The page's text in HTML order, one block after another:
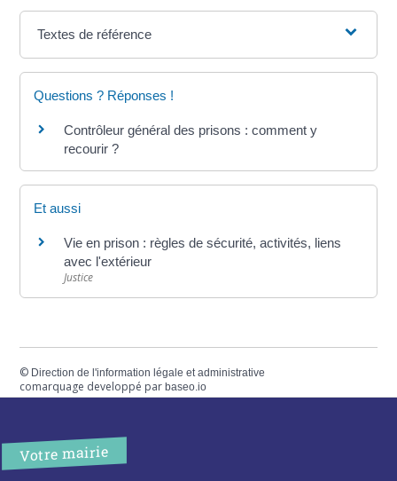
Textes de référence
Questions ? Réponses !
Contrôleur général des prisons : comment y
recourir ?
Et aussi
Vie en prison : règles de sécurité, activités, liens
avec l'extérieur
Justice
© Direction de l'information légale et administrative
comarquage developpé parbaseo.io
Votre mairie